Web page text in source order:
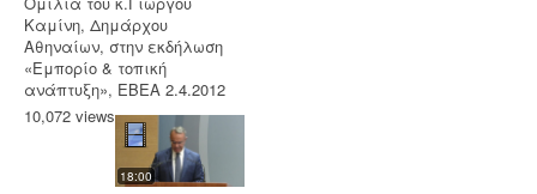
Καμίνη, Δημάρχου
Αθηναίων, στην εκδήλωση
«Εμπορίο & τοπική
ανάπτυξη», ΕΒΕΑ 2.4.2012
10,072 views
18:00